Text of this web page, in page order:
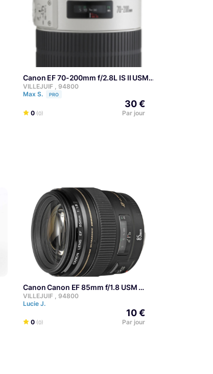
Canon EF 70-200mm f/2.8L IS II USM
VILLEJUIF , 94800
Max S.
PRO
0 (0)
30 €
Par jour
Canon Canon EF 85mm f/1.8 USM
VILLEJUIF , 94800
Lucie J.
0 (0)
10 €
Par jour